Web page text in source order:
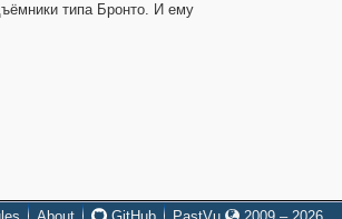
типа Бронто. И ему